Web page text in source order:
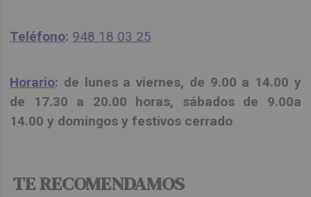
Teléfono: 948 18 03 25
Horario: de lunes a viernes, de 9.00 a 14.00 y
de 17.30 a 20.00 horas, sábados de 9.00a
14.00 y domingos y festivos cerrado
TE RECOMENDAMOS